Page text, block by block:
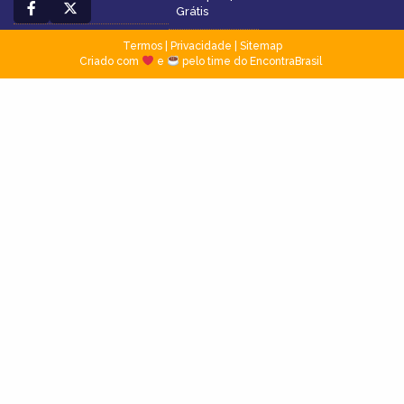
Grátis
Termos| Privacidade
Sitemap
Criado com
e pelo time do EncontraBrasil